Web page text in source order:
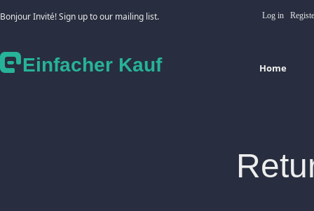
Einfacher Kauf Home
Bonjour Invité! Sign up to our mailing list. Log in